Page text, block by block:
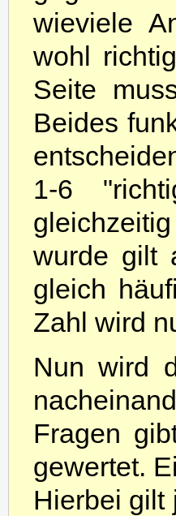
wieviele
wohl
Seite
Beides
1-6
wurde gilt
gleich
Zahl wird
Nun wird
Fragen
gewertet.
Hierbei gilt